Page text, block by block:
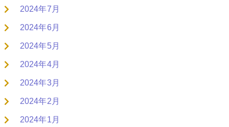
2024年7月
2024年6月
2024年5月
2024年4月
2024年3月
2024年2月
2024年1月